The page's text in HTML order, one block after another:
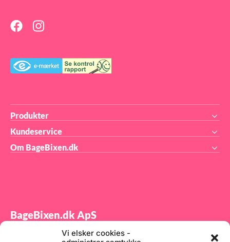
Vi elsker cookies -
Produkter
Kundeservice
Om BageBixen.dk
BageBixen.dk ApS
Tilmeld dig vores nyhedsbrev og modtag gode tilbud